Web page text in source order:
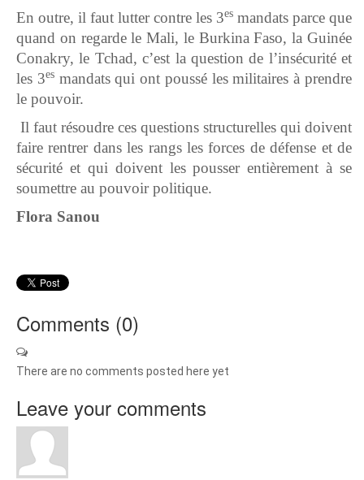
En outre, il faut lutter contre les 3es mandats parce que
quand on regarde le Mali, le Burkina Faso, la Guinée
Conakry, le Tchad, c’est la question de l’insécurité et
les 3esmandats qui ont poussé les militaires à prendre
le pouvoir.
Il faut résoudre ces questions structurelles qui doivent
faire rentrer dans les rangs les forces de défense et de
sécurité et qui doivent les pousser entièrement à se
soumettre au pouvoir politique.
Flora Sanou
Comments (0)
There are no comments posted here yet
Leave your comments